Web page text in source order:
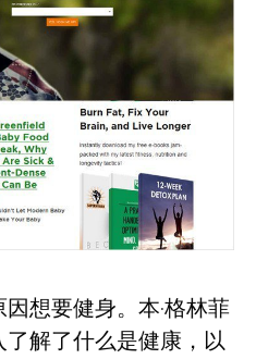
想要健身。本·格林菲
解了什么是健康，以